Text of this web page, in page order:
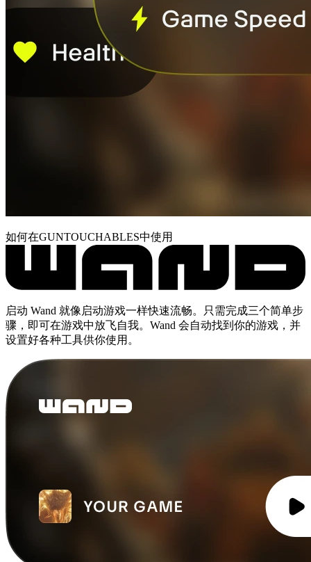
如何在GUNTOUCHABLES中使用
启动 Wand 就像启动游戏一样快速流畅。只需完成三个简单步
骤，即可在游戏中放飞自我。Wand 会自动找到你的游戏，并
设置好各种工具供你使用。